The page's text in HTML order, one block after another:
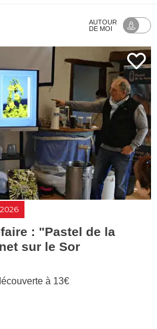
AUTOUR
DE MOI
2026
: "Pastel de la
sur le Sor
à 13€